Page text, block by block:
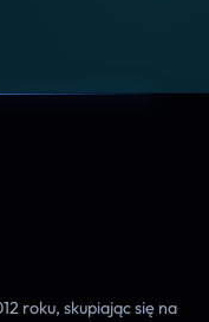
roku, skupiając się na